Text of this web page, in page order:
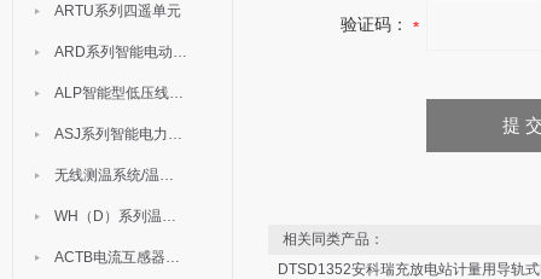
ARTU系列四遥单元
ARD系列智能电动机保护器
ALP智能型低压线路保护装置
ASJ系列智能电力继电器
无线测温系统/温度巡检
WH（D）系列温湿度控制器
ACTB电流互感器过电压保护器
验证码：
相关同类产品：
DTSD1352安科瑞充放电站计量用导轨